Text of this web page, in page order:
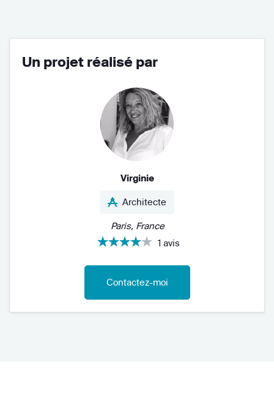
Un projet réalisé par
Virginie
Architecte
Paris, France
1 avis
Contactez-moi